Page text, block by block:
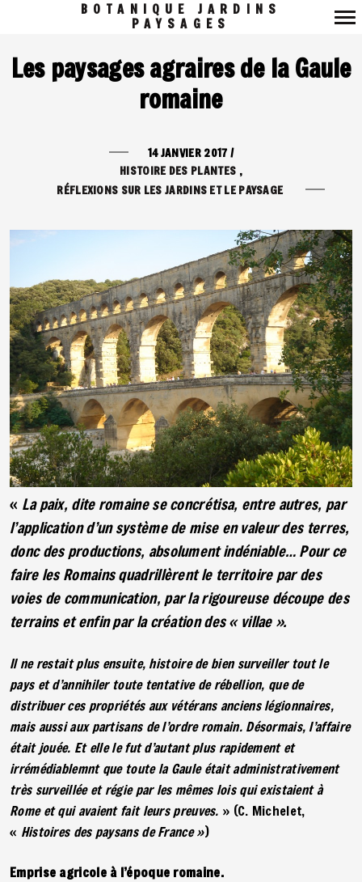
principale
BOTANIQUE JARDINS
PAYSAGES
Les paysages agraires de la Gaule
romaine
14 JANVIER 2017 /
HISTOIRE DES PLANTES
RÉFLEXIONS SUR LES JARDINS ET LE PAYSAGE
« La paix, dite romaine se concrétisa, entre autres, par
l’application d’un système de mise en valeur des terres,
donc des productions, absolument indéniable… Pour ce
faire les Romains quadrillèrent le territoire par des
voies de communication, par la rigoureuse découpe des
terrains et enfin par la création des « villae ».
Il ne restait plus ensuite, histoire de bien surveiller tout le
pays et d’annihiler toute tentative de rébellion, que de
distribuer ces propriétés aux vétérans anciens légionnaires,
mais aussi aux partisans de l’ordre romain. Désormais, l’affaire
était jouée. Et elle le fut d’autant plus rapidement et
irrémédiablemnt que toute la Gaule était administrativement
très surveillée et régie par les mêmes lois qui existaient à
Rome et qui avaient fait leurs preuves. » (C. Michelet,
« Histoires des paysans de France »)
Emprise agricole à l’époque romaine.